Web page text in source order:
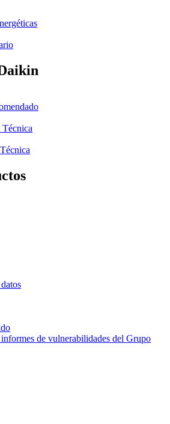
de vulnerabilidades del Grupo